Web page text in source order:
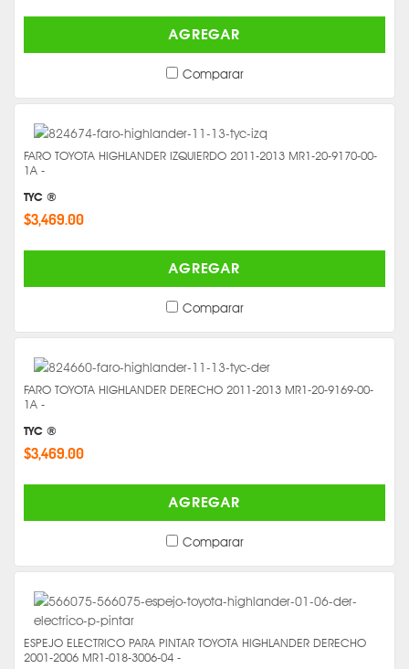
AGREGAR
Comparar
FARO TOYOTA HIGHLANDER IZQUIERDO 2011-2013 MR1-20-9170-00-
1A -
TYC ®
$3,469.00
AGREGAR
Comparar
FARO TOYOTA HIGHLANDER DERECHO 2011-2013 MR1-20-9169-00-
1A -
TYC ®
$3,469.00
AGREGAR
Comparar
ESPEJO ELECTRICO PARA PINTAR TOYOTA HIGHLANDER DERECHO
2001-2006 MR1-018-3006-04 -